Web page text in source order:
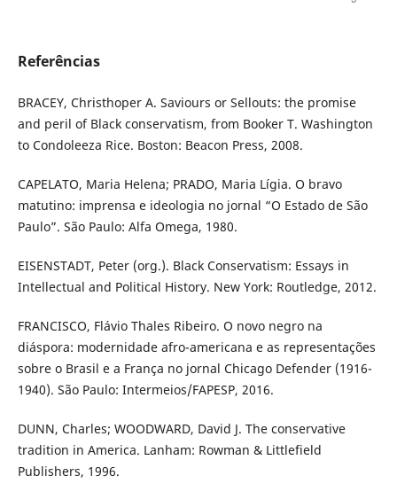
Referências
BRACEY, Christhoper A. Saviours or Sellouts: the promise
and peril of Black conservatism, from Booker T. Washington
to Condoleeza Rice. Boston: Beacon Press, 2008.
CAPELATO, Maria Helena; PRADO, Maria Lígia. O bravo
matutino: imprensa e ideologia no jornal “O Estado de São
Paulo”. São Paulo: Alfa Omega, 1980.
EISENSTADT, Peter (org.). Black Conservatism: Essays in
Intellectual and Political History. New York: Routledge, 2012.
FRANCISCO, Flávio Thales Ribeiro. O novo negro na
diáspora: modernidade afro-americana e as representações
sobre o Brasil e a França no jornal Chicago Defender (1916-
1940). São Paulo: Intermeios/FAPESP, 2016.
DUNN, Charles; WOODWARD, David J. The conservative
tradition in America. Lanham: Rowman & Littlefield
Publishers, 1996.